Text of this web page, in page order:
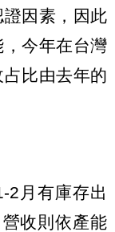
因素，因此
今年在台灣
比由去年的
2月有庫存出
收則依產能